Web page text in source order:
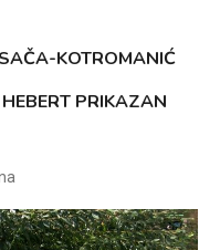
KOTROMANIĆ
PRIKAZAN